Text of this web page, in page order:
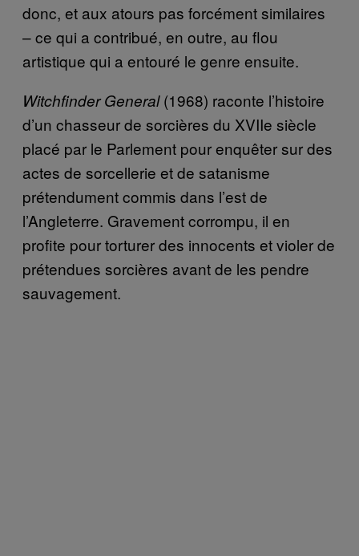
donc, et aux atours pas forcément similaires
– ce qui a contribué, en outre, au flou
artistique qui a entouré le genre ensuite.
Witchfinder General(1968) raconte l’histoire
d’un chasseur de sorcières du XVIIe siècle
placé par le Parlement pour enquêter sur des
actes de sorcellerie et de satanisme
prétendument commis dans l’est de
l’Angleterre. Gravement corrompu, il en
profite pour torturer des innocents et violer de
prétendues sorcières avant de les pendre
sauvagement.